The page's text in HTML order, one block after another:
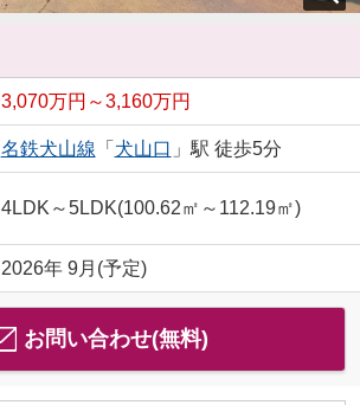
3,070万円～3,160万円
名鉄犬山線 「 犬山口 」駅 徒歩5分
4LDK～5LDK(100.62㎡～112.19㎡)
2026年 9月(予定)
お問い合わせ(無料)